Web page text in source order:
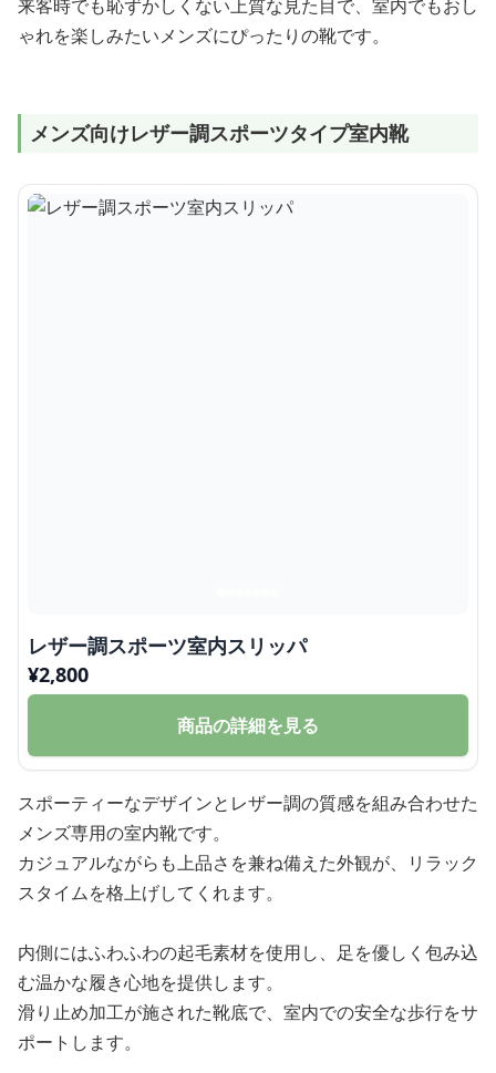
来客時でも恥ずかしくない上質な見た目で、室内でもおし
ゃれを楽しみたいメンズにぴったりの靴です。
メンズ向けレザー調スポーツタイプ室内靴
レザー調スポーツ室内スリッパ
¥2,800
商品の詳細を見る
スポーティーなデザインとレザー調の質感を組み合わせた
メンズ専用の室内靴です。
カジュアルながらも上品さを兼ね備えた外観が、リラック
スタイムを格上げしてくれます。
内側にはふわふわの起毛素材を使用し、足を優しく包み込
む温かな履き心地を提供します。
滑り止め加工が施された靴底で、室内での安全な歩行をサ
ポートします。